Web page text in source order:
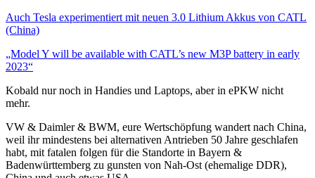
Auch Tesla experimentiert mit neuen 3.0 Lithium Akkus von CATL
(China)
„Model Y will be available with CATL’s new M3P battery in early
2023“
Kobald nur noch in Handies und Laptops, aber in ePKW nicht
mehr.
VW & Daimler & BWM, eure Wertschöpfung wandert nach China,
weil ihr mindestens bei alternativen Antrieben 50 Jahre geschlafen
habt, mit fatalen folgen für die Standorte in Bayern &
Badenwürttemberg zu gunsten von Nah-Ost (ehemalige DDR),